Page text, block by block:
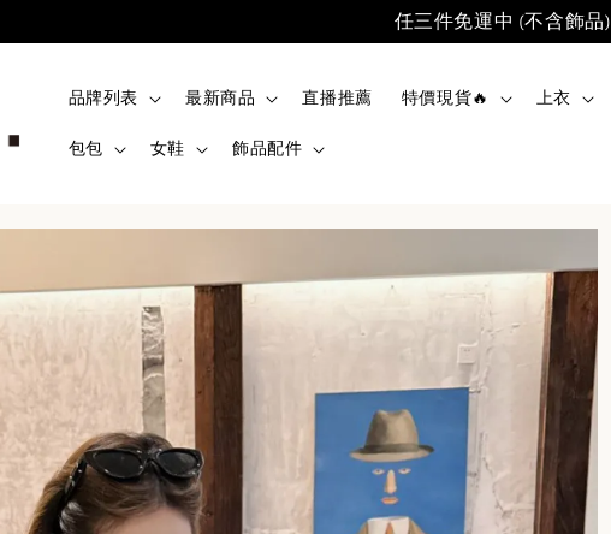
任三件免運中 (不含飾品)
品牌列表 最新商品 直播推薦 特價現貨🔥 上衣
包包 女鞋 飾品配件